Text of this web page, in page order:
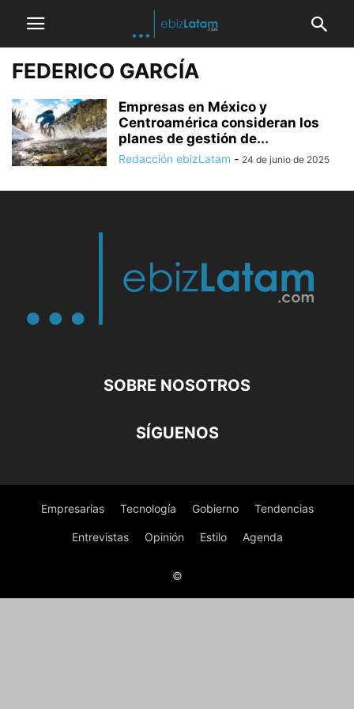
FEDERICO GARCÍA
Empresas en México y
Centroamérica consideran los
planes de gestión de...
Redacción ebizLatam - 24 de junio de 2025
SOBRE NOSOTROS
SÍGUENOS
Empresarias Tecnología Gobierno Tendencias
Entrevistas Opinión Estilo Agenda
©